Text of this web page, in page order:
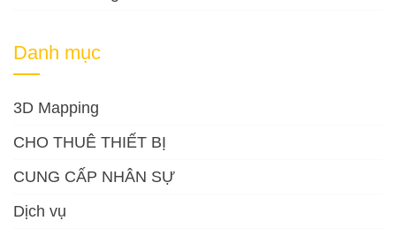
Danh mục
3D Mapping
CHO THUÊ THIẾT BỊ
CUNG CẤP NHÂN SỰ
Dịch vụ